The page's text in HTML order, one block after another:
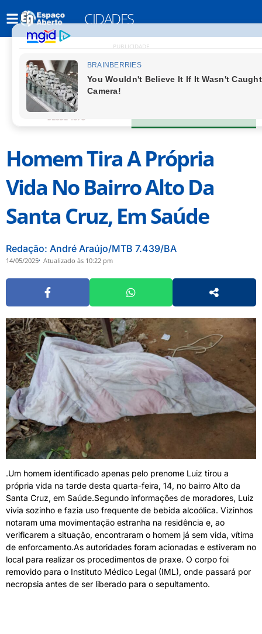
CIDADES
PUBLICIDADE
Homem Tira A Própria
Vida No Bairro Alto Da
Santa Cruz, Em Saúde
Redação: André Araújo/MTB 7.439/BA
14/05/2025 Atualizado às 10:22 pm
.Um homem identificado apenas pelo prenome Luiz tirou a
própria vida na tarde desta quarta-feira, 14, no bairro Alto da
Santa Cruz, em Saúde.Segundo informações de moradores, Luiz
vivia sozinho e fazia uso frequente de bebida alcoólica. Vizinhos
notaram uma movimentação estranha na residência e, ao
verificarem a situação, encontraram o homem já sem vida, vítima
de enforcamento.As autoridades foram acionadas e estiveram no
local para realizar os procedimentos de praxe. O corpo foi
removido para o Instituto Médico Legal (IML), onde passará por
necropsia antes de ser liberado para o sepultamento.